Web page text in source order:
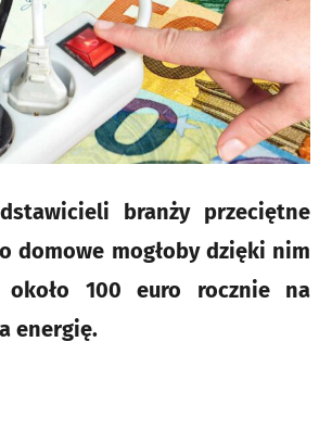
branży przeciętne
domowe mogłoby dzięki nim
około 100 euro rocznie na
energię.